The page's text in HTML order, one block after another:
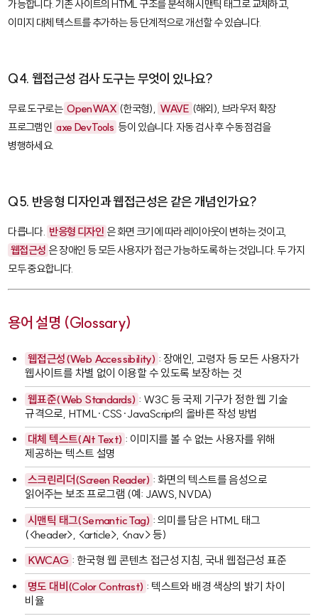
가능합니다. 기존 사이트의 HTML 구조를 분석해 시맨틱 태그로 교체하고,
이미지 대체 텍스트를 추가하는 등 단계적으로 개선할 수 있습니다.
Q4. 웹접근성 검사 도구는 무엇이 있나요?
무료 도구로는 OpenWAX (한국형), WAVE (해외), 브라우저 확장
프로그램인 axe DevTools 등이 있습니다. 자동 검사 후 수동 점검을
병행하세요.
Q5. 반응형 디자인과 웹접근성은 같은 개념인가요?
다릅니다. 반응형 디자인 은 화면 크기에 따라 레이아웃이 변하는 것이고,
웹접근성 은 장애인 등 모든 사용자가 접근 가능하도록 하는 것입니다. 두 가지
모두 중요합니다.
용어 설명 (Glossary)
웹접근성(Web Accessibility) : 장애인, 고령자 등 모든 사용자가
웹사이트를 차별 없이 이용할 수 있도록 보장하는 것
웹표준(Web Standards) : W3C 등 국제 기구가 정한 웹 기술
규격으로, HTML·CSS·JavaScript의 올바른 작성 방법
대체 텍스트(Alt Text) : 이미지를 볼 수 없는 사용자를 위해
제공하는 텍스트 설명
스크린리더(Screen Reader) : 화면의 텍스트를 음성으로
읽어주는 보조 프로그램 (예: JAWS, NVDA)
시맨틱 태그(Semantic Tag) : 의미를 담은 HTML 태그
(<header> <article> <nav>등)
KWCAG : 한국형 웹 콘텐츠 접근성 지침, 국내 웹접근성 표준
명도 대비(Color Contrast) : 텍스트와 배경 색상의 밝기 차이
비율